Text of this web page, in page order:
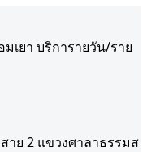
เยา บริการายวัน/ราย
ย 2 แขวงศาลาธรรมส